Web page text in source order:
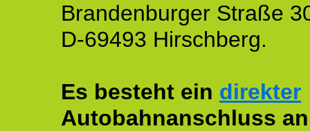
Brandenburger Straße
D-69493 Hirschberg.
Es besteht ein direkter
Autobahnanschluss